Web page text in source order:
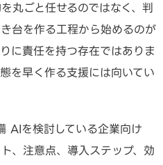
丸ごと任せるのではなく、判
台を作る工程から始めるのが
に責任を持つ存在ではありま
を早く作る支援には向いてい
AIを検討している企業向け
、注意点、導入ステップ、効